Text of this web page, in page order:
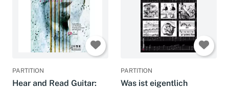
PARTITION
Hear and Read Guitar:
PARTITION
Was ist eigentlich